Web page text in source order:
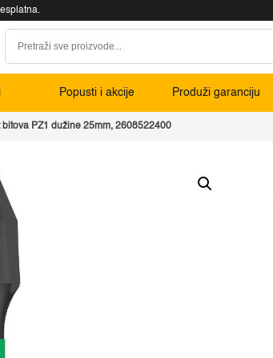
Popusti i akcije Produži garanciju
PZ1 dužine 25mm, 2608522400